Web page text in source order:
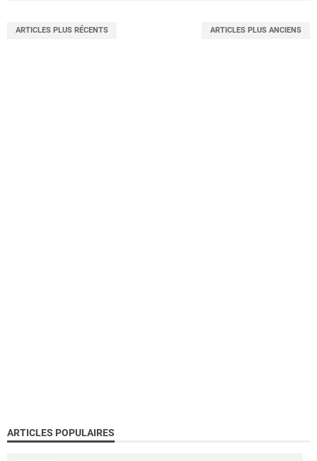
ARTICLES PLUS RÉCENTS ARTICLES PLUS ANCIENS
ARTICLES POPULAIRES